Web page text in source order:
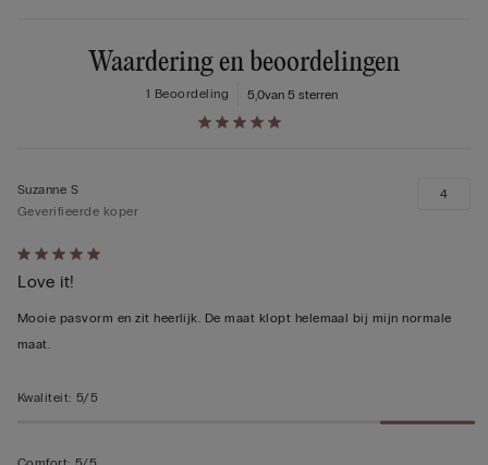
Waardering en beoordelingen
5,0van 5 sterren
1 Beoordeling
5
op
5
beoordeeld
Suzanne S
Geverifieerde koper
Love it!
Mooie pasvorm en zit heerlijk. De maat klopt helemaal bij mijn normale
maat.
4
Kwaliteit: 5/5